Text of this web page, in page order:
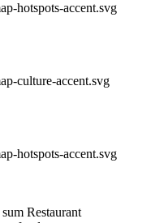
hotspots-accent.svg
culture-accent.svg
hotspots-accent.svg
Restaurant